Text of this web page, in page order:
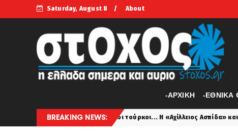
Saturday, August 8 About
-APXIKH -ΕΘΝΙΚΑ
BREAKING NEWS:
ανησυχήσει οι τούρκοι... Η «Αχίλλειος Ασπίδα» και η «Αχίλλειος